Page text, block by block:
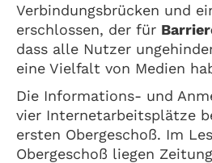
Verbindungsbrücken und
erschlossen, der für
dass alle Nutzer
eine Vielfalt von Medien
Die Informations- und
vier Internetarbeitsplätze
ersten Obergeschoß. Im
Obergeschoß liegen